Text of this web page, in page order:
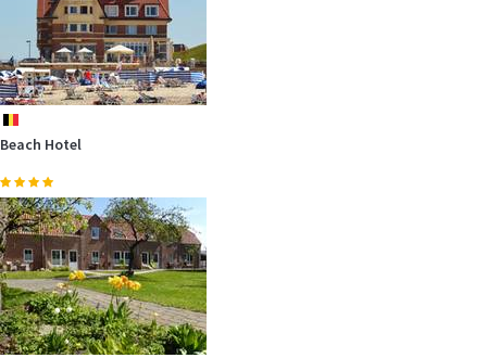
be
Beach Hotel